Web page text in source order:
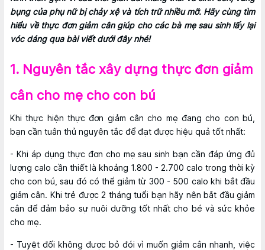
bụng của phụ nữ bị chảy xệ và tích trữ nhiều mỡ. Hãy cùng tìm
hiểu về thực đơn giảm cân giúp cho các bà mẹ sau sinh lấy lại
vóc dáng qua bài viết dưới đây nhé!
1. Nguyên tắc xây dựng thực đơn giảm
cân cho mẹ cho con bú
Khi thực hiện thực đơn giảm cân cho mẹ đang cho con bú,
bạn cần tuân thủ nguyên tắc để đạt được hiệu quả tốt nhất:
- Khi áp dụng thực đơn cho mẹ sau sinh bạn cần đáp ứng đủ
lượng calo cần thiết là khoảng 1.800 - 2.700 calo trong thời kỳ
cho con bú, sau đó có thể giảm từ 300 - 500 calo khi bắt đầu
giảm cân. Khi trẻ được 2 tháng tuổi bạn hãy nên bắt đầu giảm
cân để đảm bảo sự nuôi dưỡng tốt nhất cho bé và sức khỏe
cho mẹ.
- Tuyệt đối không được bỏ đói vì muốn giảm cân nhanh, việc